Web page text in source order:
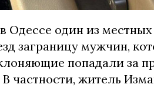
Одессе один из
заграницу мужчин,
попадали за
частности, житель